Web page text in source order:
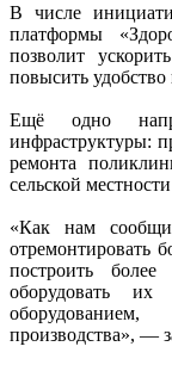
В числе
платформы
позволит
повысить
Ещё одно
инфраструктуры:
ремонта
сельской
«Как нам
отремонтировать
построить
оборудовать их
производства», —